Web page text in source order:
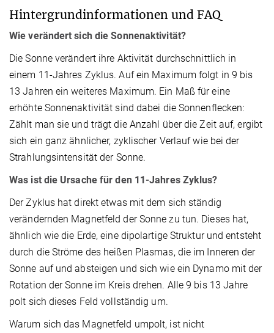
Hintergrundinformationen und FAQ
Wie verändert sich die Sonnenaktivität?
Die Sonne verändert ihre Aktivität durchschnittlich in
einem 11-Jahres Zyklus. Auf ein Maximum folgt in 9 bis
13 Jahren ein weiteres Maximum. Ein Maß für eine
erhöhte Sonnenaktivität sind dabei die Sonnenflecken:
Zählt man sie und trägt die Anzahl über die Zeit auf, ergibt
sich ein ganz ähnlicher, zyklischer Verlauf wie bei der
Strahlungsintensität der Sonne.
Was ist die Ursache für den 11-Jahres Zyklus?
Der Zyklus hat direkt etwas mit dem sich ständig
verändernden Magnetfeld der Sonne zu tun. Dieses hat,
ähnlich wie die Erde, eine dipolartige Struktur und entsteht
durch die Ströme des heißen Plasmas, die im Inneren der
Sonne auf und absteigen und sich wie ein Dynamo mit der
Rotation der Sonne im Kreis drehen. Alle 9 bis 13 Jahre
polt sich dieses Feld vollständig um.
Warum sich das Magnetfeld umpolt, ist nicht